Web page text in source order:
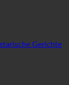
Gerichte